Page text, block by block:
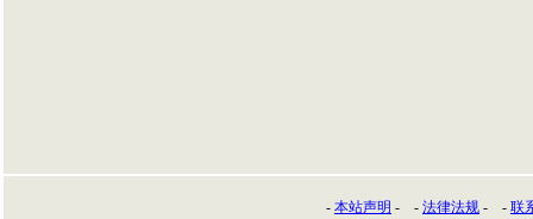
- 本站声明 - - 法律法规 - - 联